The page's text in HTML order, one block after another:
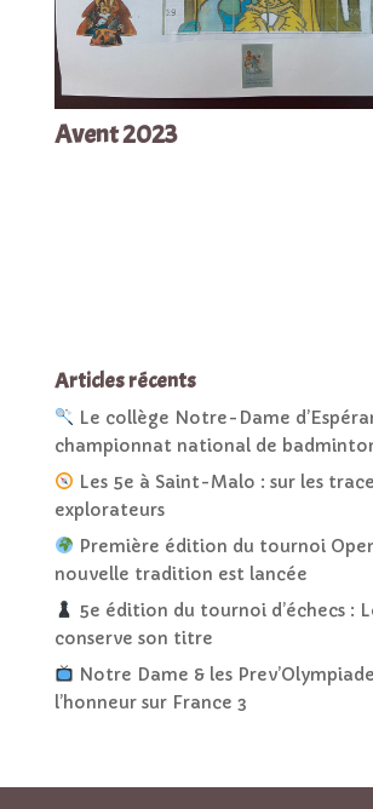
Avent 2023
Articles récents
Le collège Notre-Dame
championnat national de
Les 5e à Saint-Malo : sur les
explorateurs
Première édition du tournoi
nouvelle tradition est lancée
5e édition du tournoi d’échecs :
conserve son titre
Notre Dame & les
l’honneur sur France 3